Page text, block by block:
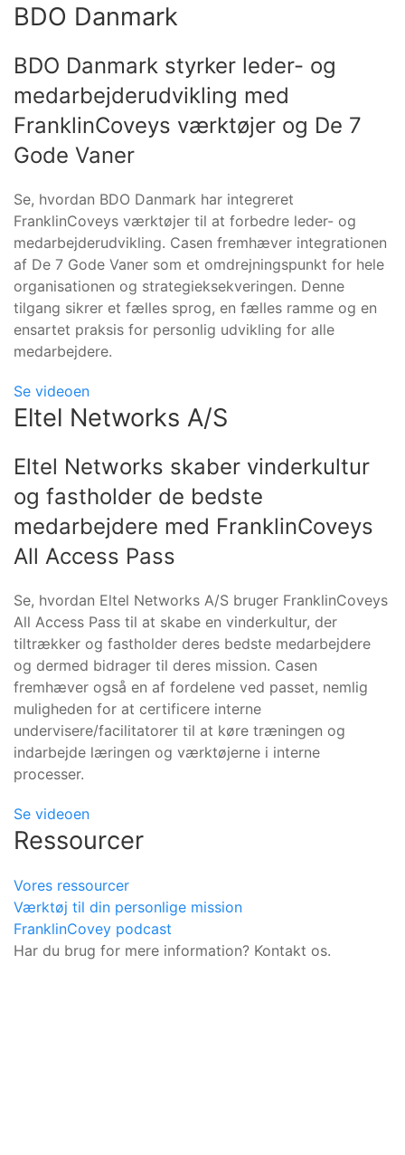
BDO Danmark
BDO Danmark styrker leder- og
medarbejderudvikling med
FranklinCoveys værktøjer og De 7
Gode Vaner
Se, hvordan BDO Danmark har integreret
FranklinCoveys værktøjer til at forbedre leder- og
medarbejderudvikling. Casen fremhæver integrationen
af De 7 Gode Vaner som et omdrejningspunkt for hele
organisationen og strategieksekveringen. Denne
tilgang sikrer et fælles sprog, en fælles ramme og en
ensartet praksis for personlig udvikling for alle
medarbejdere.
Se videoen
Eltel Networks A/S
Eltel Networks skaber vinderkultur
og fastholder de bedste
medarbejdere med FranklinCoveys
All Access Pass
Se, hvordan Eltel Networks A/S bruger FranklinCoveys
All Access Pass til at skabe en vinderkultur, der
tiltrækker og fastholder deres bedste medarbejdere
og dermed bidrager til deres mission. Casen
fremhæver også en af fordelene ved passet, nemlig
muligheden for at certificere interne
undervisere/facilitatorer til at køre træningen og
indarbejde læringen og værktøjerne i interne
processer.
Se videoen
Ressourcer
Vores ressourcer
Værktøj til din personlige mission
FranklinCovey podcast
Har du brug for mere information? Kontakt os.